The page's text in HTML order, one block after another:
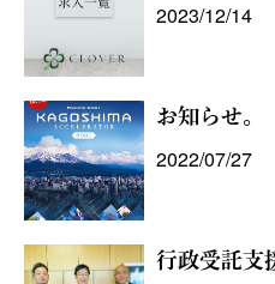
2023/12/14
お知らせ。
2022/07/27
行政受託支